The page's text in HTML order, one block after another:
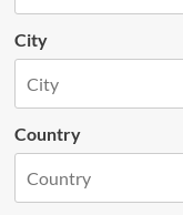
City
Country